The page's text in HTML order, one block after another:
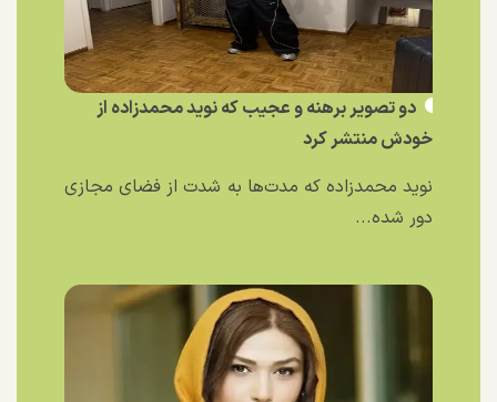
دو تصویر برهنه و عجیب که نوید محمدزاده از
خودش منتشر کرد
نوید محمدزاده که مدت‌ها به شدت از فضای مجازی
دور شده...